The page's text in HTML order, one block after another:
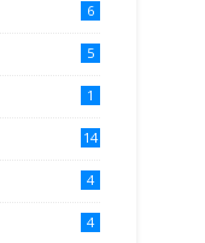
6
5
1
14
4
4